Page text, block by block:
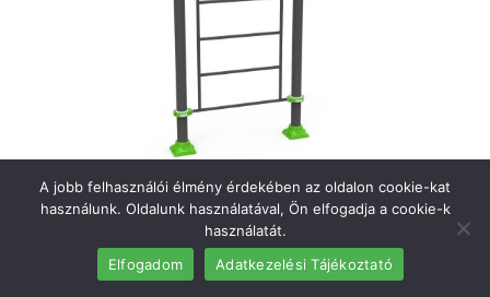
Függőleges létra
A jobb felhasználói élmény érdekében az oldalon cookie-kat
használunk. Oldalunk használatával, Ön elfogadja a cookie-k
használatát.
Elfogadom
Adatkezelési Tájékoztató